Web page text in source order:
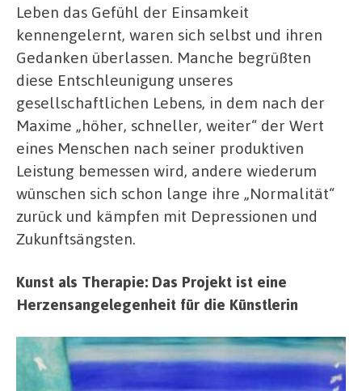
Leben das Gefühl der Einsamkeit
kennengelernt, waren sich selbst und ihren
Gedanken überlassen. Manche begrüßten
diese Entschleunigung unseres
gesellschaftlichen Lebens, in dem nach der
Maxime „höher, schneller, weiter“ der Wert
eines Menschen nach seiner produktiven
Leistung bemessen wird, andere wiederum
wünschen sich schon lange ihre „Normalität“
zurück und kämpfen mit Depressionen und
Zukunftsängsten.
Kunst als Therapie: Das Projekt ist eine
Herzensangelegenheit für die Künstlerin